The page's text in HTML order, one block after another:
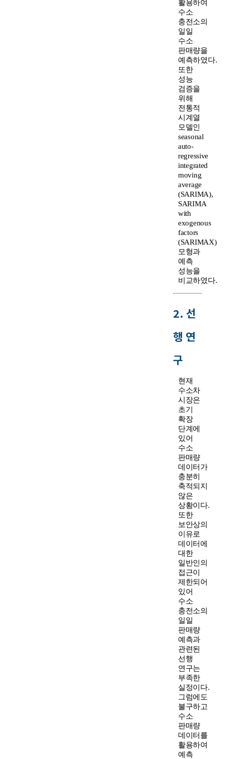
활용하여
수소
충전소의
일일
수소
판매량을
예측하였다.
또한
성능
검증을
위해
전통적
시계열
모델인
seasonal
auto-
regressive
integrated
moving
average
(SARIMA),
SARIMA
with
exogenous
factors
(SARIMAX)
모형과
예측
성능을
비교하였다.
2. 선
행 연
구
현재
수소차
시장은
초기
확장
단계에
있어
수소
판매량
데이터가
충분히
축적되지
않은
상황이다.
또한
보안상의
이유로
데이터에
대한
일반인의
접근이
제한되어
있어
수소
충전소의
일일
판매량
예측과
관련된
선행
연구는
부족한
실정이다.
그럼에도
불구하고
수소
판매량
데이터를
활용하여
예측